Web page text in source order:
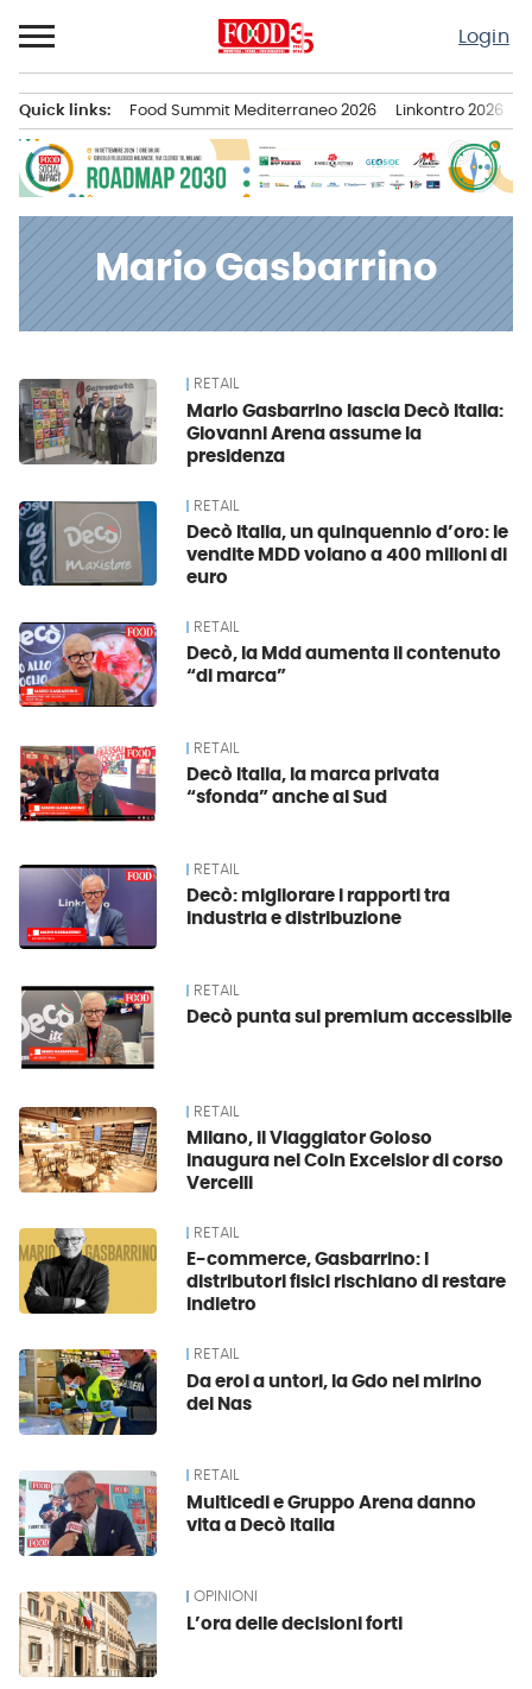
al
contenuto
Login
principale
Quick links: Food Summit Mediterraneo 2026 Linkontro 2026
Mario Gasbarrino
News RETAIL
Mario Gasbarrino lascia Decò Italia:
Giovanni Arena assume la
presidenza
RETAIL
Decò Italia, un quinquennio d’oro: le
vendite MDD volano a 400 milioni di
euro
RETAIL
Decò, la Mdd aumenta il contenuto
“di marca”
RETAIL
Decò Italia, la marca privata
“sfonda” anche al Sud
RETAIL
Decò: migliorare i rapporti tra
industria e distribuzione
RETAIL
Decò punta sul premium accessibile
RETAIL
Milano, il Viaggiator Goloso
inaugura nel Coin Excelsior di corso
Vercelli
RETAIL
E-commerce, Gasbarrino: I
distributori fisici rischiano di restare
indietro
RETAIL
Da eroi a untori, la Gdo nel mirino
dei Nas
RETAIL
Multicedi e Gruppo Arena danno
vita a Decò Italia
OPINIONI
L’ora delle decisioni forti